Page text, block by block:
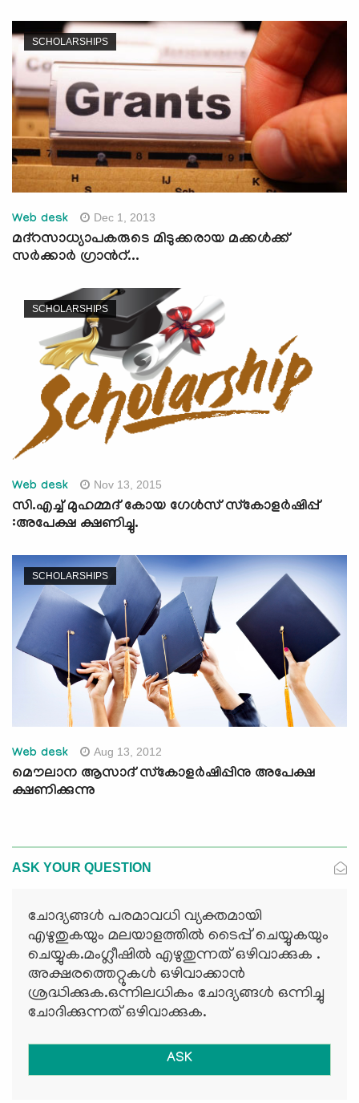
SCHOLARSHIPS
Web desk Dec 1, 2013
മദ്റസാധ്യാപകരുടെ മിടുക്കരായ മക്കള്‍ക്ക്
സര്‍ക്കാര്‍ ഗ്രാന്‍റ്...
SCHOLARSHIPS
Web desk Nov 13, 2015
സി.എച്ച് മുഹമ്മദ് കോയ ഗേള്‍സ് സ്‌കോളര്‍ഷിപ്പ്
:അപേക്ഷ ക്ഷണിച്ചു.
SCHOLARSHIPS
Web desk Aug 13, 2012
മൌലാന ആസാദ്‌ സ്കോളര്‍ഷിപ്പിനു അപേക്ഷ
ക്ഷണിക്കുന്നു
ASK YOUR QUESTION
ചോദ്യങ്ങള്‍ പരമാവധി വ്യക്തമായി
എഴുതുകയും മലയാളത്തില്‍ ടൈപ്പ് ചെയ്യുകയും
ചെയ്യുക.മംഗ്ലീഷില്‍ എഴുതുന്നത് ഒഴിവാക്കുക .
അക്ഷരത്തെറ്റുകള്‍ ഒഴിവാക്കാന്‍
ശ്രദ്ധിക്കുക.ഒന്നിലധികം ചോദ്യങ്ങള്‍ ഒന്നിച്ചു
ചോദിക്കുന്നത് ഒഴിവാക്കുക.
ASK